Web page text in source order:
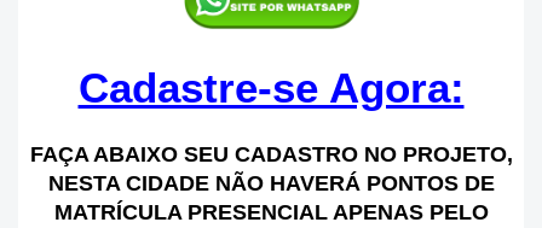
Cadastre-se Agora:
FAÇA ABAIXO SEU CADASTRO NO PROJETO,
NESTA CIDADE NÃO HAVERÁ PONTOS DE
MATRÍCULA PRESENCIAL APENAS PELO